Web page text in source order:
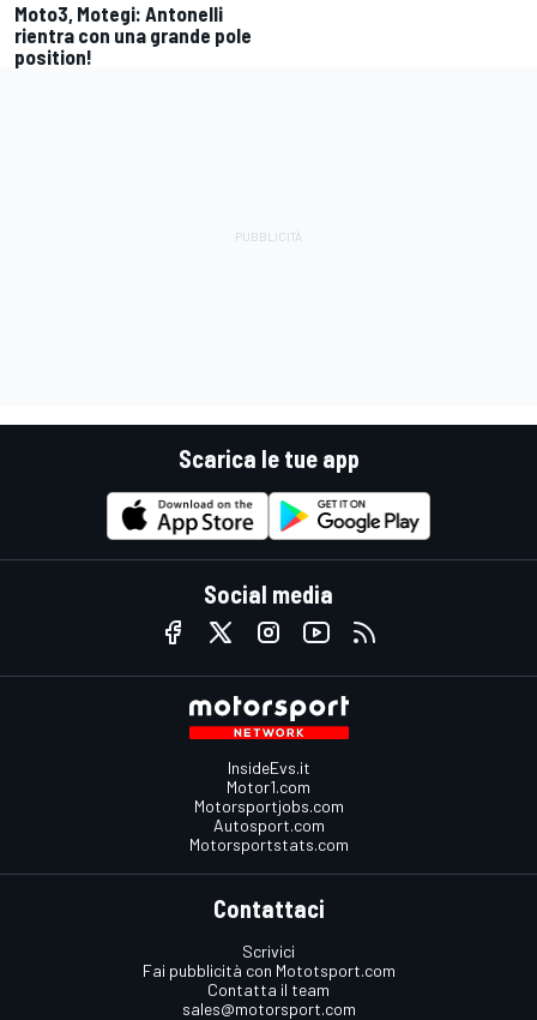
Moto3, Motegi: Antonelli
rientra con una grande pole
position!
Scarica le tue app
Social media
InsideEvs.it
Motor1.com
Motorsportjobs.com
Autosport.com
Motorsportstats.com
Contattaci
Scrivici
Fai pubblicità con Mototsport.com
Contatta il team
sales@motorsport.com